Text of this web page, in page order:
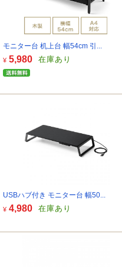
モニター台 机上台 幅54cm 引...
¥ 5,980 在庫あり
USBハブ付き モニター台 幅50...
¥ 4,980 在庫あり